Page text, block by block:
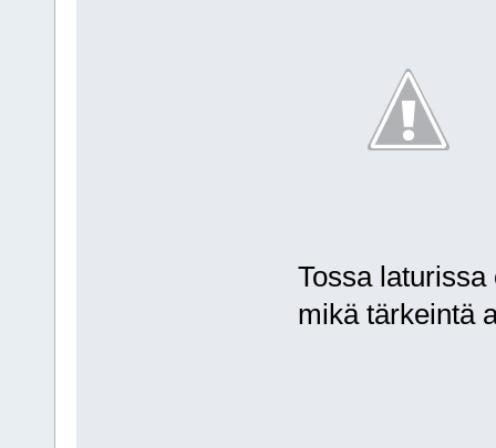
Tossa
mikä tärkeintä